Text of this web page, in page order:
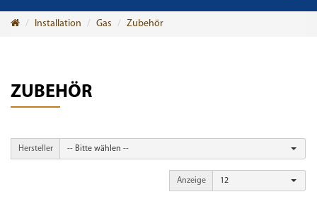
Installation Gas Zubehör
ZUBEHÖR
Hersteller -- Bitte wählen --
Anzeige 12